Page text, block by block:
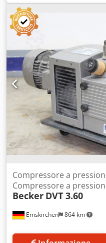
Documentazione
Sì - Certificato CE
H2634320 - Dimensioni di
950mm (l x p x h) - Peso di
trasporto [pz]: 1
indicato è al netto dell’IVA
L’IVA è detraibile per le
possibili in qualsiasi
industriali Dodpfx
Emskirchen 864 km
Compressore a
Compressore a
Becker DVT 3.60